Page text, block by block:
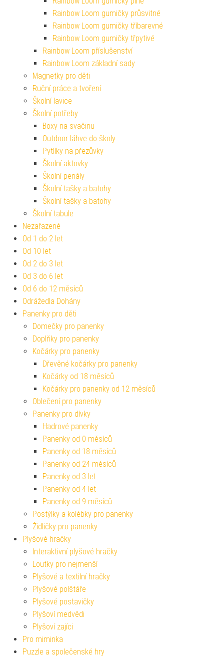
Rainbow Loom gumičky průsvitné
Rainbow Loom gumičky tříbarevné
Rainbow Loom gumičky třpytivé
Rainbow Loom příslušenství
Rainbow Loom základní sady
Magnetky pro děti
Ruční práce a tvoření
Školní lavice
Školní potřeby
Boxy na svačinu
Outdoor láhve do školy
Pytlíky na přezůvky
Školní aktovky
Školní penály
Školní tašky a batohy
Školní tašky a batohy
Školní tabule
Nezařazené
Od 1 do 2 let
Od 10 let
Od 2 do 3 let
Od 3 do 6 let
Od 6 do 12 měsíců
Odrážedla Dohány
Panenky pro děti
Domečky pro panenky
Doplňky pro panenky
Kočárky pro panenky
Dřevěné kočárky pro panenky
Kočárky od 18 měsíců
Kočárky pro panenky od 12 měsíců
Oblečení pro panenky
Panenky pro dívky
Hadrové panenky
Panenky od 0 měsíců
Panenky od 18 měsíců
Panenky od 24 měsíců
Panenky od 3 let
Panenky od 4 let
Panenky od 9 měsíců
Postýlky a kolébky pro panenky
Židličky pro panenky
Plyšové hračky
Interaktivní plyšové hračky
Loutky pro nejmenší
Plyšové a textilní hračky
Plyšové polštáře
Plyšové postavičky
Plyšoví medvědi
Plyšoví zajíci
Pro miminka
Puzzle a společenské hry